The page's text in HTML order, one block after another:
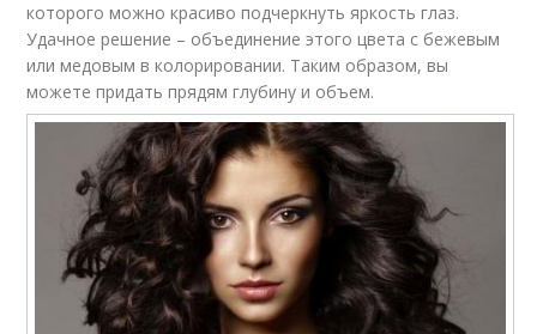
которого можно красиво подчеркнуть яркость глаз.
Удачное решение – объединение этого цвета с бежевым
или медовым в колорировании. Таким образом, вы
можете придать прядям глубину и объем.